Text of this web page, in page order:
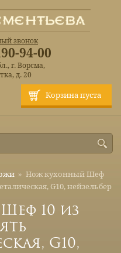
Корзина пуста
звонок
94-00
г. Ворсма,
д. 20
» Нож кухонный Шеф
G10, нейзельбер
10 из
G10,